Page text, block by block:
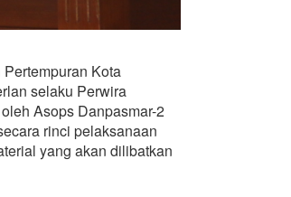
Kota
selaku Perwira
Asops Danpasmar-2
rinci pelaksanaan
yang akan dilibatkan